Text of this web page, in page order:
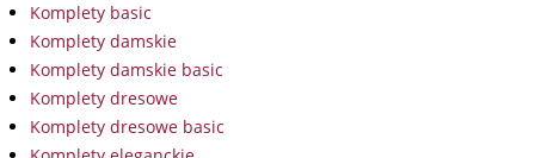
Komplety basic
Komplety damskie
Komplety damskie basic
Komplety dresowe
Komplety dresowe basic